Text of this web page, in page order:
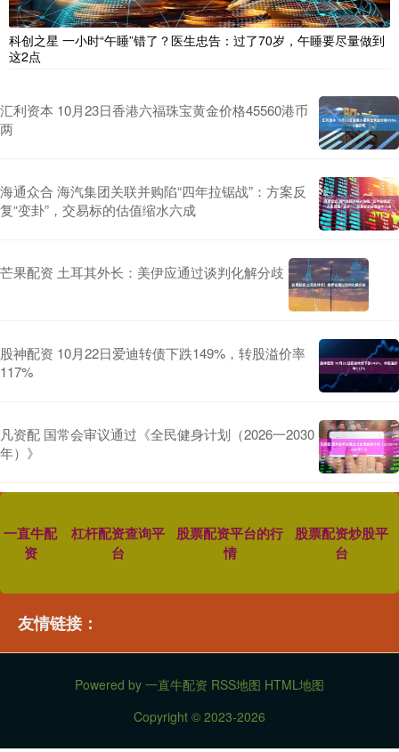
科创之星 一小时“午睡”错了？医生忠告：过了70岁，午睡要尽量做到
这2点
汇利资本 10月23日香港六福珠宝黄金价格45560港币
两
海通众合 海汽集团关联并购陷“四年拉锯战”：方案反
复“变卦”，交易标的估值缩水六成
芒果配资 土耳其外长：美伊应通过谈判化解分歧
股神配资 10月22日爱迪转债下跌149%，转股溢价率
117%
凡资配 国常会审议通过《全民健身计划（2026一2030
年）》
一直牛配
资
杠杆配资查询平
台
股票配资平台的行
情
股票配资炒股平
台
友情链接：
Powered by 一直牛配资 RSS地图 HTML地图
Copyright © 2023-2026